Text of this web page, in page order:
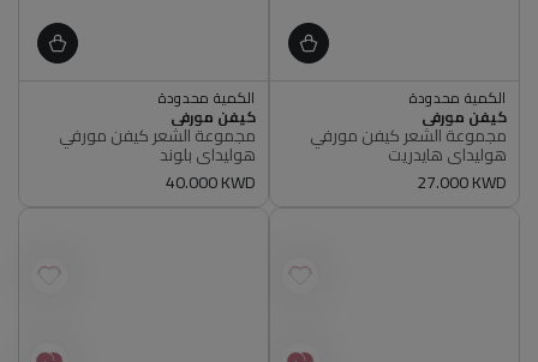
الكمية محدودة
أصلي 100%
الكمية محدودة
أصلي 100%
البائع
كيفن مورفي
مجموعة الشعر كيفن مورفي
هوليداي هايدريت
سعر
27.000 KWD
الكمية محدودة
أصلي 100%
الكمية محدودة
أصلي 100%
البائع
كيفن مورفي
مجموعة الشعر كيفن مورفي
هوليداي بلوند
سعر
40.000 KWD